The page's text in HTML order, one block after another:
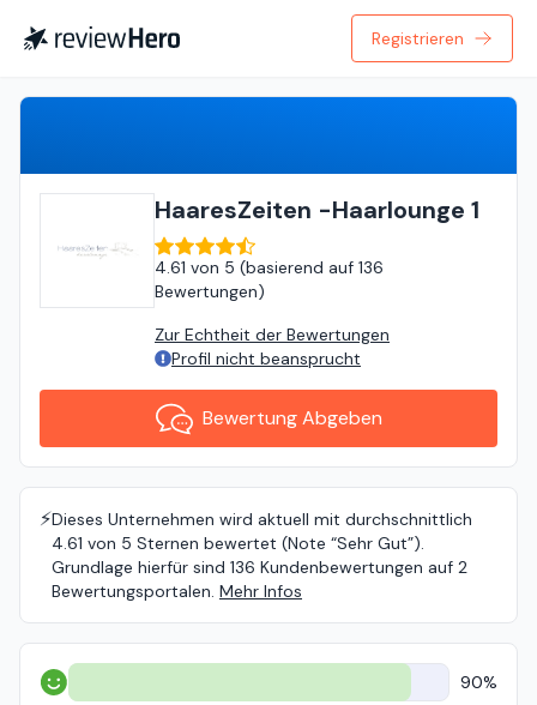
Registrieren
HaaresZeiten -Haarlounge 1
4.61 von 5 (basierend auf 136
Bewertungen)
Zur Echtheit der Bewertungen
Profil nicht beansprucht
Bewertung Abgeben
⚡️Dieses Unternehmen wird aktuell mit durchschnittlich
4.61 von 5 Sternen bewertet (Note “Sehr Gut”).
Grundlage hierfür sind 136 Kundenbewertungen auf 2
Bewertungsportalen. Mehr Infos
Positiv 90%